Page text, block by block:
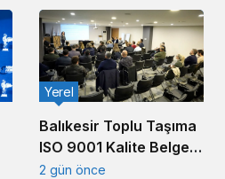
Balıkesir Toplu Taşıma
ISO 9001 Kalite Belgesi
Aldı
Yerel
2 gün önce